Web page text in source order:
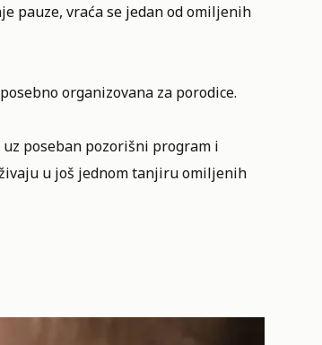
pauze, vraća se jedan od omiljenih
organizovana za porodice.
poseban pozorišni program i
u još jednom tanjiru omiljenih